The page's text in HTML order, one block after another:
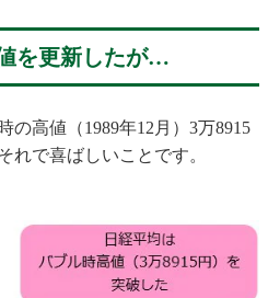
を更新したが…
高値（1989年12月）3万8915
れで喜ばしいことです。